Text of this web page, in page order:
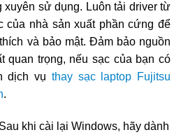
sử dụng. Luôn tải driver từ
của nhà sản xuất phần cứng để
và bảo mật. Đảm bảo nguồn
quan trọng, nếu sạc của bạn có
dịch vụ thay sạc laptop Fujitsu
.
Sau khi cài lại Windows, hãy dành